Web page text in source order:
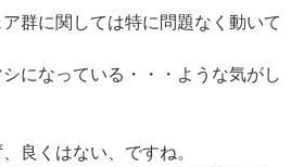
群に関しては特に問題なく動いて
になっている・・・ような気がし
良くはない、ですね。